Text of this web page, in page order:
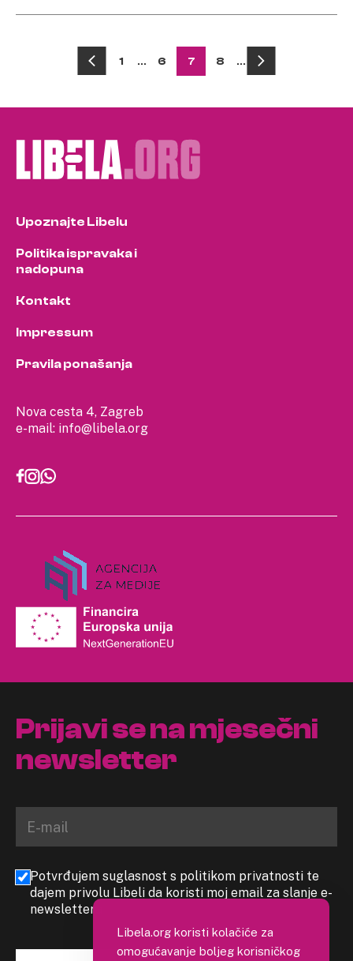
Posts
pagination
1 … 6 7 8 …
Nova cesta 4, Zagreb
e-mail: info@libela.org
Upoznajte Libelu
Politika ispravaka i
nadopuna
Kontakt
Impressum
Pravila ponašanja
Prijavi se na mjesečni
newsletter
Potvrđujem suglasnost s politikom privatnosti te
dajem privolu Libeli da koristi moj email za slanje e-
newslettera
Libela.org koristi kolačiće za
omogućavanje boljeg korisničkog